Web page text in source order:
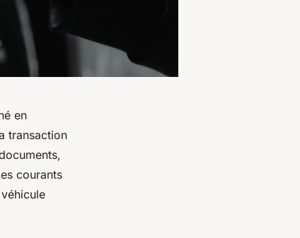
en
transaction
courants